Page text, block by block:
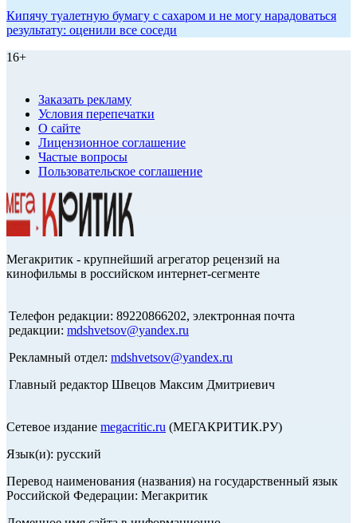
Кипячу туалетную бумагу с сахаром и не могу нарадоваться
результату: оценили все соседи
16+
Заказать рекламу
Условия перепечатки
О сайте
Лицензионное соглашение
Частые вопросы
Пользовательское соглашение
Мегакритик - крупнейший агрегатор рецензий на
кинофильмы в российском интернет-сегменте
Телефон редакции: 89220866202, электронная почта
редакции: mdshvetsov@yandex.ru
Рекламный отдел: mdshvetsov@yandex.ru
Главный редактор Швецов Максим Дмитриевич
Сетевое издание megacritic.ru (МЕГАКРИТИК.РУ)
Язык(и): русский
Перевод наименования (названия) на государственный язык
Российской Федерации: Мегакритик